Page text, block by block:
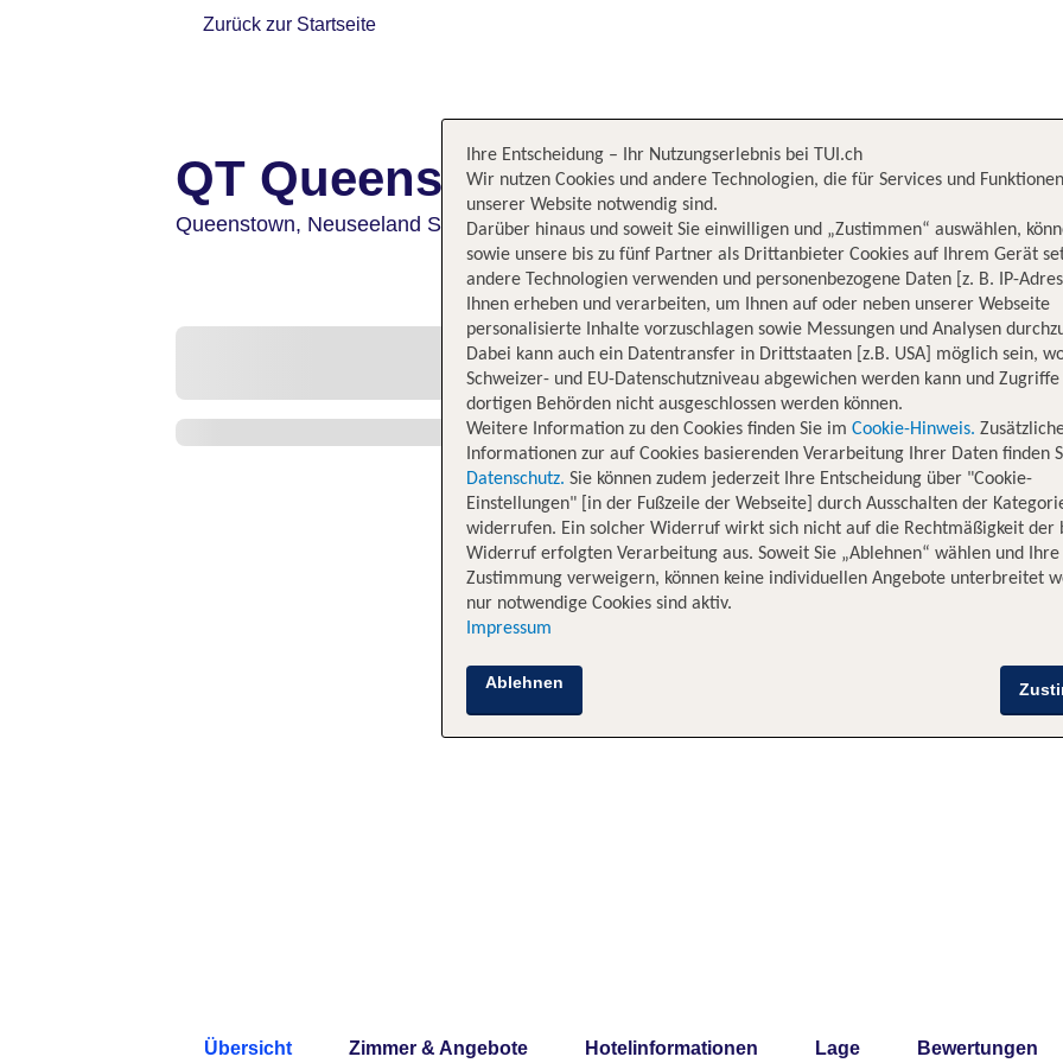
Zurück zur Startseite
QT Queenstown
Queenstown, Neuseeland Südinsel Süd,Neuseeland
Übersicht Zimmer & Angebote Hotelinformationen Lage Bewertungen
Ihre Entscheidung – Ihr Nutzungserlebnis bei TUI.ch
Wir nutzen Cookies und andere Technologien, die für Services und
unserer Website notwendig sind.
Darüber hinaus und soweit Sie einwilligen und „Zustimmen“ auswählen,
sowie unsere bis zu fünf Partner als Drittanbieter Cookies auf Ihrem Gerät
andere Technologien verwenden und personenbezogene Daten [z. B. IP-
Ihnen erheben und verarbeiten, um Ihnen auf oder neben unserer Webseite
personalisierte Inhalte vorzuschlagen sowie Messungen und Analysen
Dabei kann auch ein Datentransfer in Drittstaaten [z.B. USA] möglich sein,
Schweizer- und EU-Datenschutzniveau abgewichen werden kann und Zugriffe
dortigen Behörden nicht ausgeschlossen werden können.
Weitere Information zu den Cookies finden Sie im Cookie-Hinweis.
Informationen zur auf Cookies basierenden Verarbeitung Ihrer Daten finden
Datenschutz. Sie können zudem jederzeit Ihre Entscheidung über "Cookie-
Einstellungen" [in der Fußzeile der Webseite] durch Ausschalten der
widerrufen. Ein solcher Widerruf wirkt sich nicht auf die Rechtmäßigkeit der
Widerruf erfolgten Verarbeitung aus. Soweit Sie „Ablehnen“ wählen und Ihre
Zustimmung verweigern, können keine individuellen Angebote unterbreitet
nur notwendige Cookies sind aktiv.
Impressum
Ablehnen